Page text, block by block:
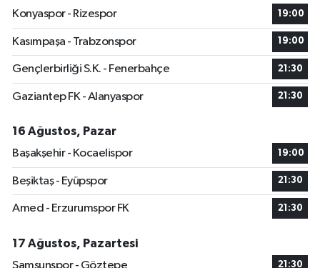
Konyaspor - Rizespor
19:00
Kasımpaşa - Trabzonspor 19:00
Gençlerbirliği S.K. - Fenerbahçe 21:30
Gaziantep FK - Alanyaspor 21:30
16 Ağustos, Pazar
Başakşehir - Kocaelispor
19:00
Beşiktaş - Eyüpspor 21:30
Amed - Erzurumspor FK 21:30
17 Ağustos, Pazartesi
Samsunspor - Göztepe
21:30